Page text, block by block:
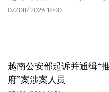
07/08/2026 18:00
越南公安部起诉并通缉“
府”案涉案人员